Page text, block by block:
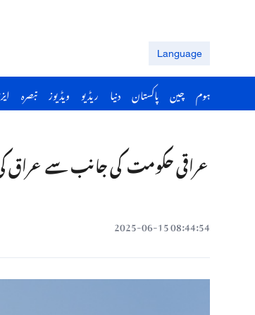
Language
ہوم چین پاکستان دنیا ریڈیو ویڈیوز تبصرہ
عراقی حکومت کی جانب سے عراق
08:44:54 2025-06-15